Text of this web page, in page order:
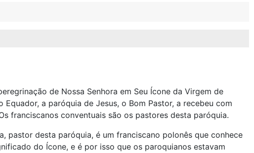
de Nossa Senhora em Seu Ícone da Virgem de
Equador, a paróquia de Jesus, o Bom Pastor, a recebeu com
franciscanos conventuais são os pastores desta paróquia.
pastor desta paróquia, é um franciscano polonês que conhece
do Ícone, e é por isso que os paroquianos estavam